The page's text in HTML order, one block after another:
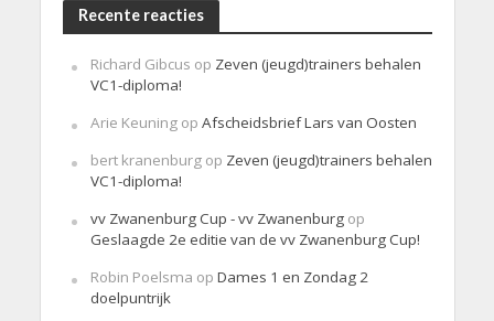
Recente reacties
Richard Gibcus op Zeven (jeugd)trainers behalen
VC1-diploma!
Arie Keuningop Afscheidsbrief Lars van Oosten
bert kranenburgop Zeven (jeugd)trainers behalen
VC1-diploma!
vv Zwanenburg Cup - vv Zwanenburgop
Geslaagde 2e editie van de vv Zwanenburg Cup!
Robin Poelsma op Dames 1 en Zondag 2
doelpuntrijk